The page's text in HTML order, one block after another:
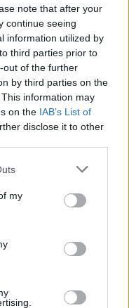
note that after your
continue seeing
information utilized by
third parties prior to
out of the further
by third parties on the
information may
on the IAB’s List of
disclose it to other
my